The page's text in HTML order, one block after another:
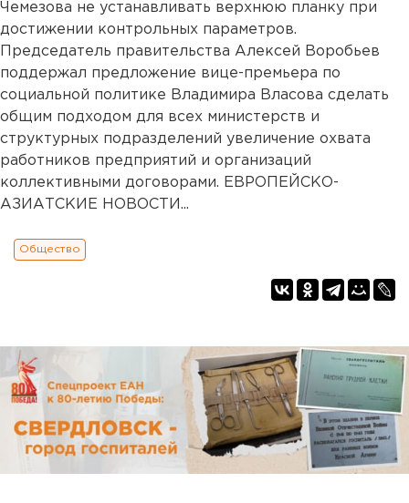
Чемезова не устанавливать верхнюю планку при
достижении контрольных параметров.
Председатель правительства Алексей Воробьев
поддержал предложение вице-премьера по
социальной политике Владимира Власова сделать
общим подходом для всех министерств и
структурных подразделений увеличение охвата
работников предприятий и организаций
коллективными договорами. ЕВРОПЕЙСКО-
АЗИАТСКИЕ НОВОСТИ...
Общество